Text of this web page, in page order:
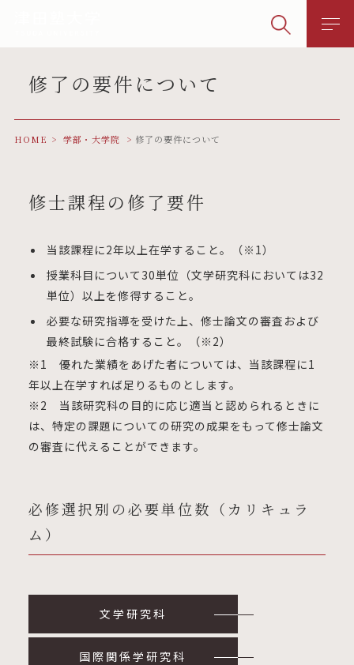
修了の要件について
HOME 学部・大学院 修了の要件について
修士課程の修了要件
当該課程に2年以上在学すること。（※1）
授業科目について30単位（文学研究科においては32
単位）以上を修得すること。
必要な研究指導を受けた上、修士論文の審査および
最終試験に合格すること。（※2）
※1 優れた業績をあげた者については、当該課程に1
年以上在学すれば足りるものとします。
※2 当該研究科の目的に応じ適当と認められるときに
は、特定の課題についての研究の成果をもって修士論文
の審査に代えることができます。
必修選択別の必要単位数（カリキュラ
ム）
文学研究科
国際関係学研究科